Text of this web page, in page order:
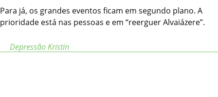
Para já, os grandes eventos ficam em segundo plano. A
prioridade está nas pessoas e em “reerguer Alvaiázere”.
Depressão Kristin